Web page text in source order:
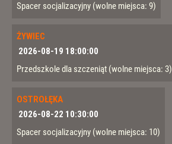
Spacer socjalizacyjny (wolne miejsca: 9)
ŻYWIEC
2026-08-19 18:00:00
Przedszkole dla szczeniąt (wolne miejsca: 3)
OSTROŁĘKA
2026-08-22 10:30:00
Spacer socjalizacyjny (wolne miejsca: 10)